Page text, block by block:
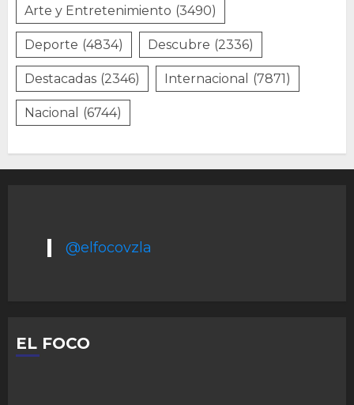
Arte y Entretenimiento (3490)
Deporte (4834) Descubre (2336)
Destacadas (2346) Internacional (7871)
Nacional (6744)
@elfocovzla
EL FOCO